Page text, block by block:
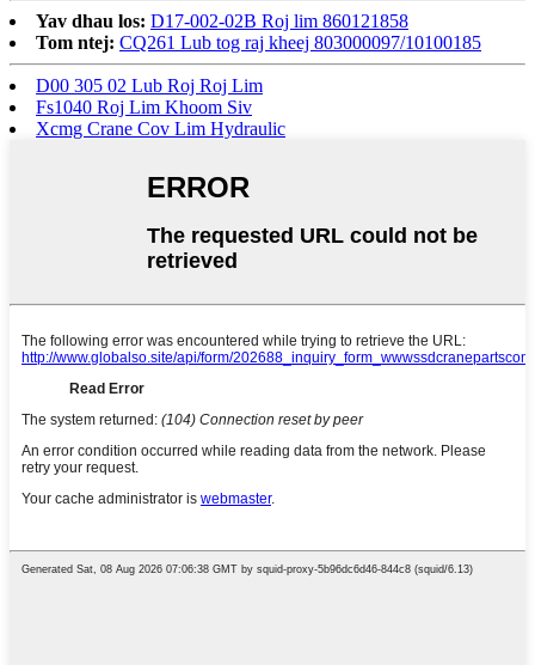
Yav dhau los: D17-002-02B Roj lim 860121858
Tom ntej: CQ261 Lub tog raj kheej 803000097/10100185
D00 305 02 Lub Roj Roj Lim
Fs1040 Roj Lim Khoom Siv
Xcmg Crane Cov Lim Hydraulic